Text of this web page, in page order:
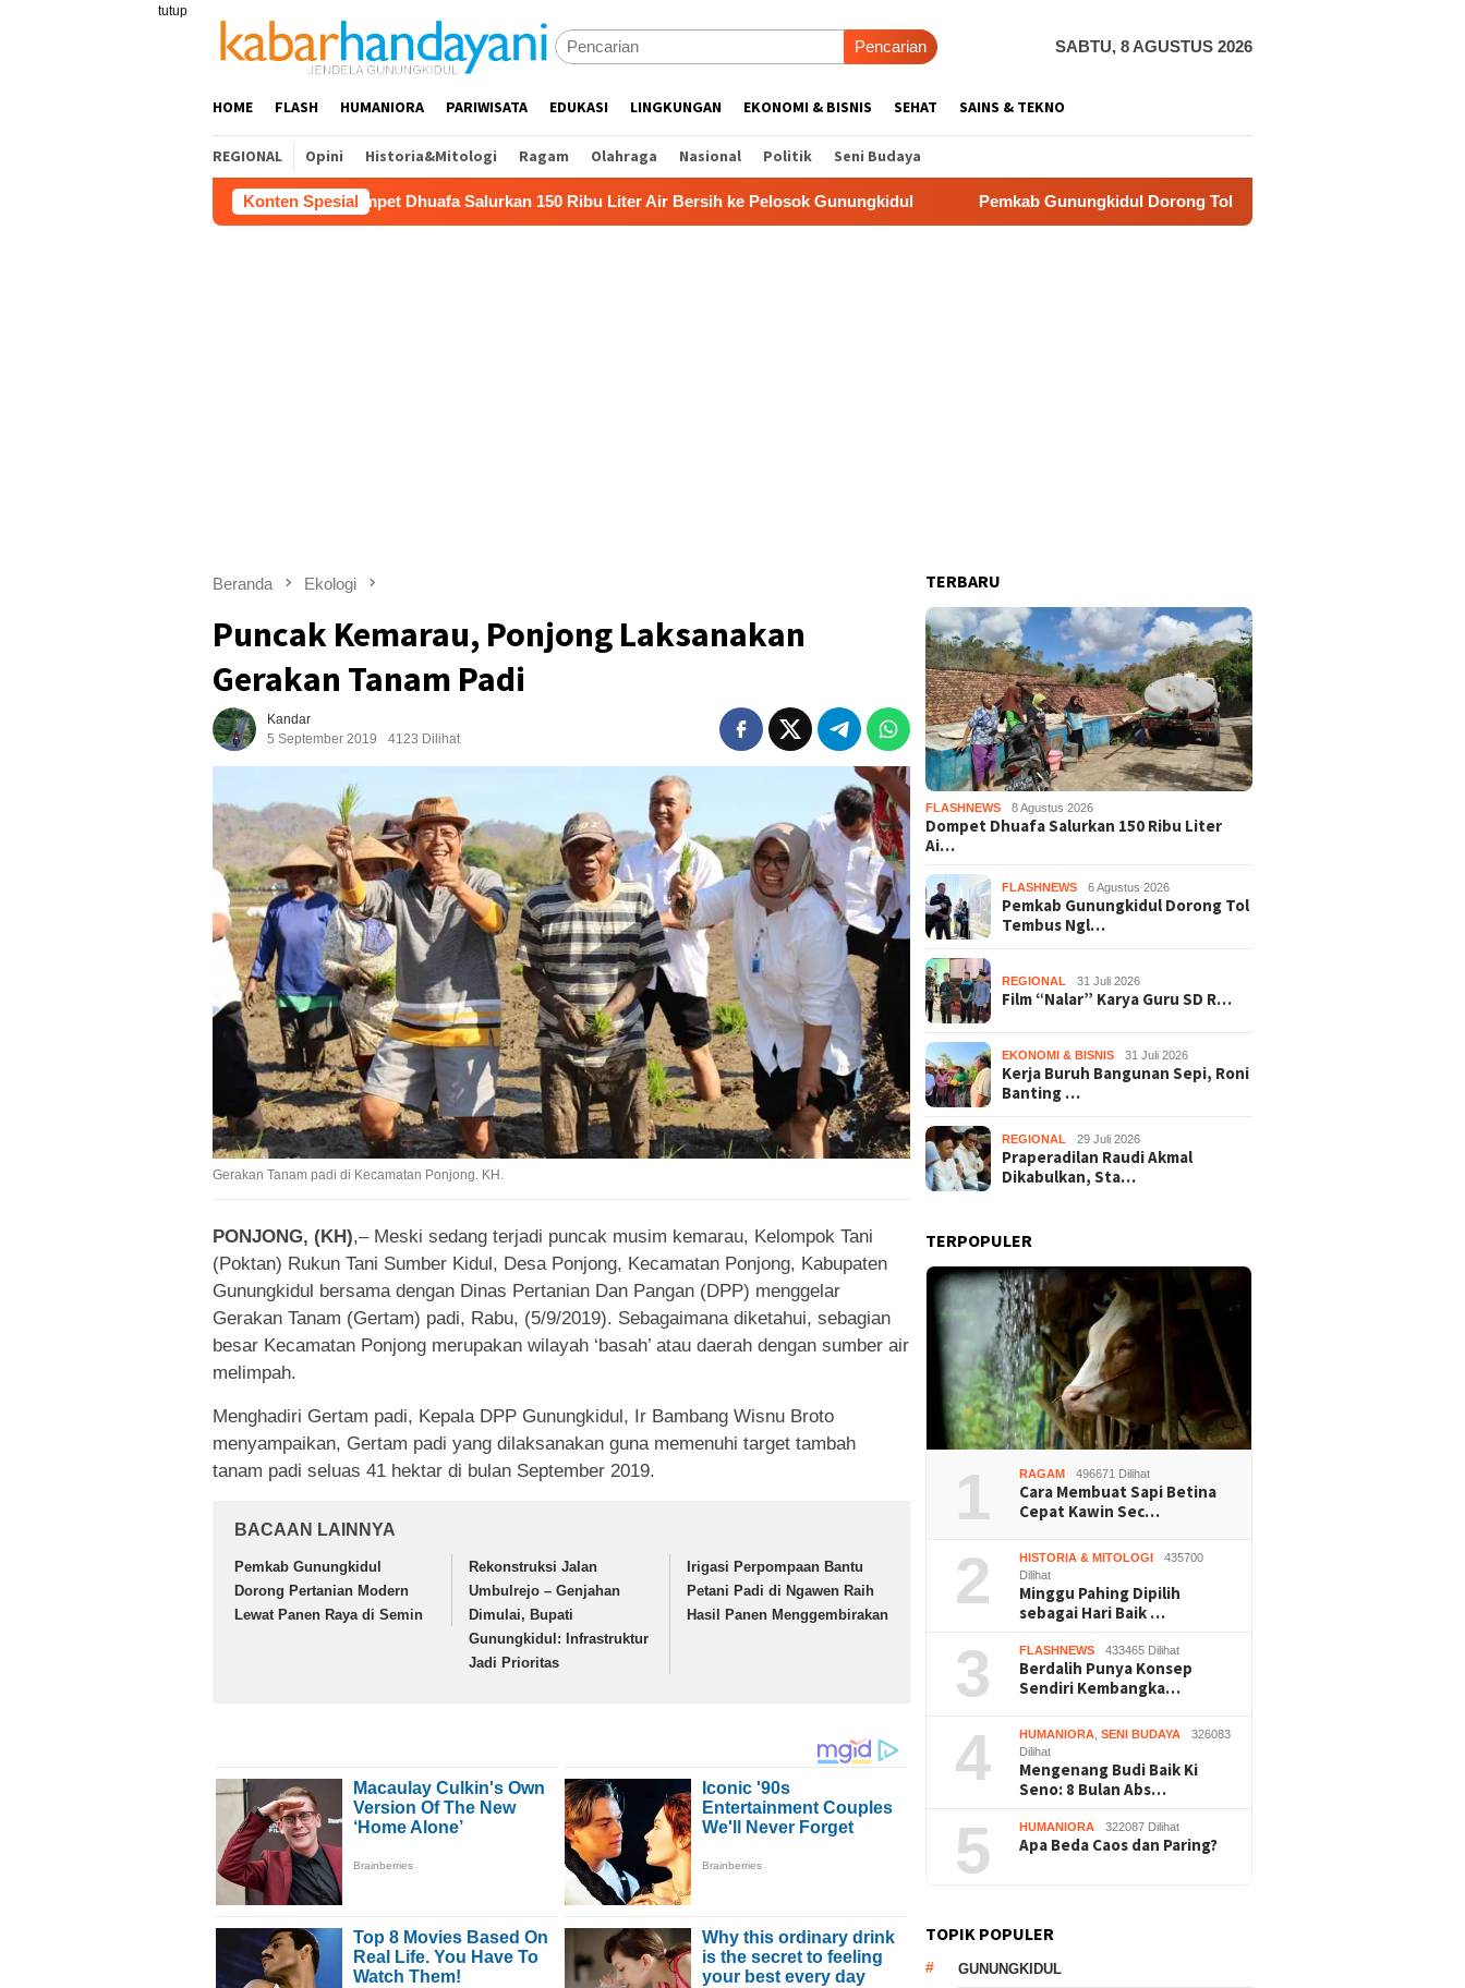
tutup
Pencarian SABTU, 8 AGUSTUS 2026
HOME FLASH HUMANIORA PARIWISATA EDUKASI LINGKUNGAN EKONOMI & BISNIS SEHAT SAINS & TEKNO
REGIONAL Opini Historia&Mitologi Ragam Olahraga Nasional Politik Seni Budaya
Konten Spesial
Dompet Dhuafa Salurkan 150 Ribu Liter Air Bersih ke Pelosok Gunungkidul Pemkab Gunungkidul Dorong Tol Tembus Nglanggeran, Bahas Akses Jalan
Beranda Ekologi
Puncak Kemarau, Ponjong Laksanakan
Gerakan Tanam Padi
Kandar
5 September 2019
4123 Dilihat
Gerakan Tanam padi di Kecamatan Ponjong. KH.
PONJONG, (KH),– Meski sedang terjadi puncak musim kemarau, Kelompok Tani
(Poktan) Rukun Tani Sumber Kidul, Desa Ponjong, Kecamatan Ponjong, Kabupaten
Gunungkidul bersama dengan Dinas Pertanian Dan Pangan (DPP) menggelar
Gerakan Tanam (Gertam) padi, Rabu, (5/9/2019). Sebagaimana diketahui, sebagian
besar Kecamatan Ponjong merupakan wilayah ‘basah’ atau daerah dengan sumber air
melimpah.
Menghadiri Gertam padi, Kepala DPP Gunungkidul, Ir Bambang Wisnu Broto
menyampaikan, Gertam padi yang dilaksanakan guna memenuhi target tambah
tanam padi seluas 41 hektar di bulan September 2019.
BACAAN LAINNYA
Pemkab Gunungkidul
Dorong Pertanian Modern
Lewat Panen Raya di Semin
Rekonstruksi Jalan
Umbulrejo – Genjahan
Dimulai, Bupati
Gunungkidul: Infrastruktur
Jadi Prioritas
Irigasi Perpompaan Bantu
Petani Padi di Ngawen Raih
Hasil Panen Menggembirakan
TERBARU
FLASHNEWS 8 Agustus 2026
Dompet Dhuafa Salurkan 150 Ribu Liter
Ai…
FLASHNEWS 6 Agustus 2026
Pemkab Gunungkidul Dorong Tol
Tembus Ngl…
REGIONAL 31 Juli 2026
Film “Nalar” Karya Guru SD R…
EKONOMI & BISNIS 31 Juli 2026
Kerja Buruh Bangunan Sepi, Roni
Banting …
REGIONAL 29 Juli 2026
Praperadilan Raudi Akmal
Dikabulkan, Sta…
TERPOPULER
1 RAGAM 496671 Dilihat
Cara Membuat Sapi Betina
Cepat Kawin Sec…
2 HISTORIA & MITOLOGI
435700
Dilihat
Minggu Pahing Dipilih
sebagai Hari Baik …
3 FLASHNEWS 433465 Dilihat
Berdalih Punya Konsep
Sendiri Kembangka…
4 HUMANIORA ,SENI BUDAYA
326083
Dilihat
Mengenang Budi Baik Ki
Seno: 8 Bulan Abs…
5 HUMANIORA 322087 Dilihat
Apa Beda Caos dan Paring?
TOPIK POPULER
GUNUNGKIDUL